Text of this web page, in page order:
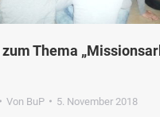
Thema
Von BuP 5. November 2018